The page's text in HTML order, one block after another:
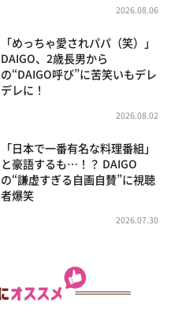
2026.08.06
「めっちゃ愛されパパ（笑）」
DAIGO、2歳長男から
の“DAIGO呼び”に苦笑いもデレ
デレに！
2026.08.02
「日本で一番有名な料理番組」
と豪語するも…！？ DAIGO
の“謙虚すぎる自画自賛”に視聴
者爆笑
2026.07.30